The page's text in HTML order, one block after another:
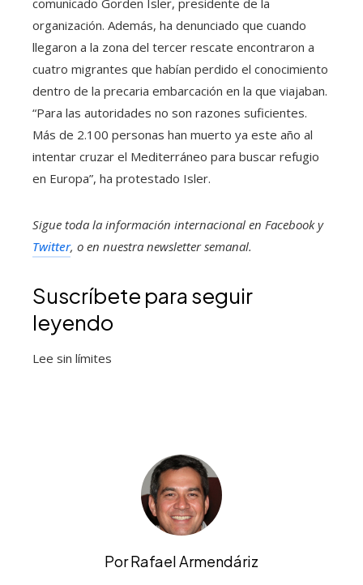
comunicado Gorden Isler, presidente de la
organización. Además, ha denunciado que cuando
llegaron a la zona del tercer rescate encontraron a
cuatro migrantes que habían perdido el conocimiento
dentro de la precaria embarcación en la que viajaban.
“Para las autoridades no son razones suficientes.
Más de 2.100 personas han muerto ya este año al
intentar cruzar el Mediterráneo para buscar refugio
en Europa”, ha protestado Isler.
Sigue toda la información internacional en Facebooky
Twitter, o en nuestra newsletter semanal.
Suscríbete para seguir
leyendo
Lee sin límites
Por Rafael Armendáriz